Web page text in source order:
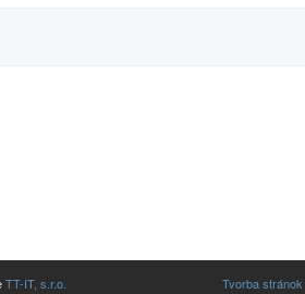
TT-IT, s.r.o. Tvorba stránok